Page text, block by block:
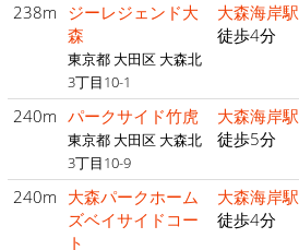
238m ジーレジェンド大
森
東京都 大田区 大森北
3丁目10-1
大森海岸駅
徒歩4分
240m パークサイド竹虎
東京都 大田区 大森北
3丁目10-9
大森海岸駅
徒歩5分
240m 大森パークホーム
ズベイサイドコー
ト
大森海岸駅
徒歩4分